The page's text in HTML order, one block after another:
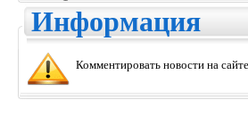
Информация
Комментировать новости на